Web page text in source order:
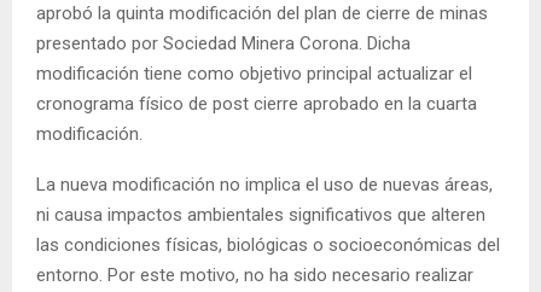
aprobó la quinta modificación del plan de cierre de minas
presentado por Sociedad Minera Corona. Dicha
modificación tiene como objetivo principal actualizar el
cronograma físico de post cierre aprobado en la cuarta
modificación.
La nueva modificación no implica el uso de nuevas áreas,
ni causa impactos ambientales significativos que alteren
las condiciones físicas, biológicas o socioeconómicas del
entorno. Por este motivo, no ha sido necesario realizar